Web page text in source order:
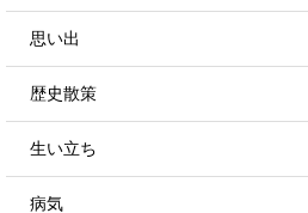
思い出
歴史散策
生い立ち
病気